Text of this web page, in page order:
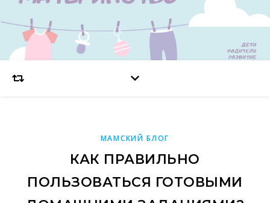
МАМСКИЙ БЛОГ
КАК ПРАВИЛЬНО
ПОЛЬЗОВАТЬСЯ ГОТОВЫМИ